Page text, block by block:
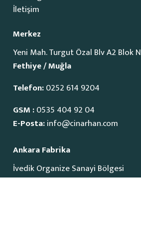
İletişim
Merkez
Yeni Mah. Turgut Özal Blv A2 Blok
Fethiye / Muğla
Telefon:0252 614 9204
GSM :0535 404 92 04
E-Posta:info@cinarhan.com
Ankara Fabrika
İvedik Organize Sanayi Bölgesi
1515 Cadde No:23